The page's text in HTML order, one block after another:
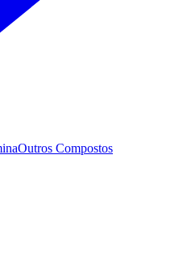
Outros Compostos